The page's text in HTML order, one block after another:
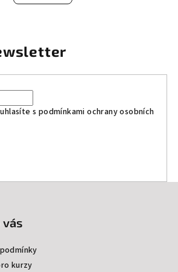
s podmínkami ochrany osobních
kurzy